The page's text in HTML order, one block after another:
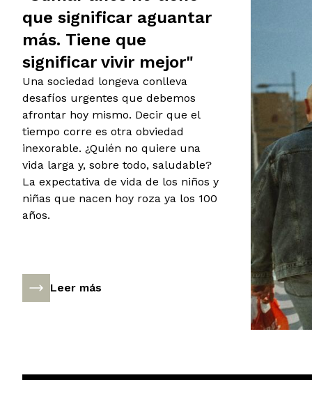
que significar aguantar
más. Tiene que
significar vivir mejor"
Una sociedad longeva conlleva
desafíos urgentes que debemos
afrontar hoy mismo. Decir que el
tiempo corre es otra obviedad
inexorable. ¿Quién no quiere una
vida larga y, sobre todo, saludable?
La expectativa de vida de los niños y
niñas que nacen hoy roza ya los 100
años.
Leer más